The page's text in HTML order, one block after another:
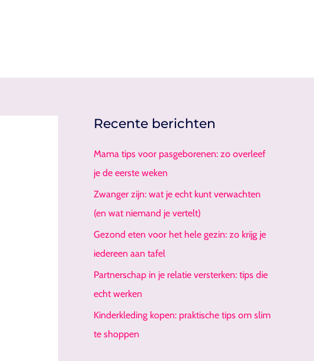
Recente berichten
Mama tips voor pasgeborenen: zo overleef
je de eerste weken
Zwanger zijn: wat je echt kunt verwachten
(en wat niemand je vertelt)
Gezond eten voor het hele gezin: zo krijg je
iedereen aan tafel
Partnerschap in je relatie versterken: tips die
echt werken
Kinderkleding kopen: praktische tips om slim
te shoppen